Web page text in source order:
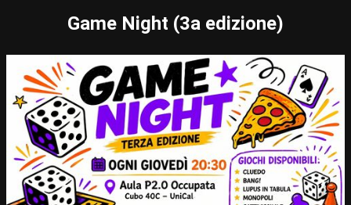
Game Night (3a edizione)